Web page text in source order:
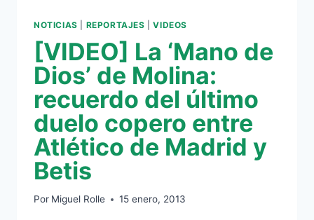
NOTICIAS REPORTAJES |VIDEOS
[VIDEO] La ‘Mano de
Dios’ de Molina:
recuerdo del último
duelo copero entre
Atlético de Madrid y
Betis
Por Miguel Rolle 15 enero, 2013